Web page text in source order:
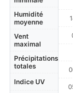
Humidité
moyenne
Vent
maximal
Précipitations
totales
Indice UV